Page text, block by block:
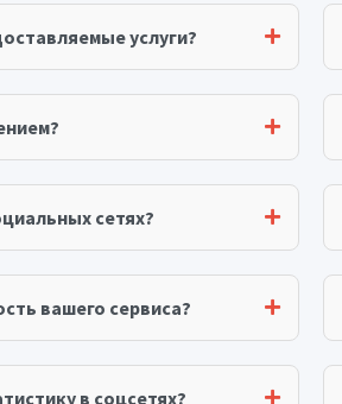
услуги?
сетях?
вашего сервиса?
в соцсетях?